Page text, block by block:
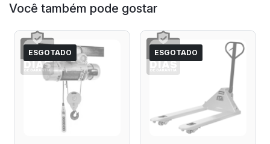
Você também pode gostar
ESGOTADO ESGOTADO